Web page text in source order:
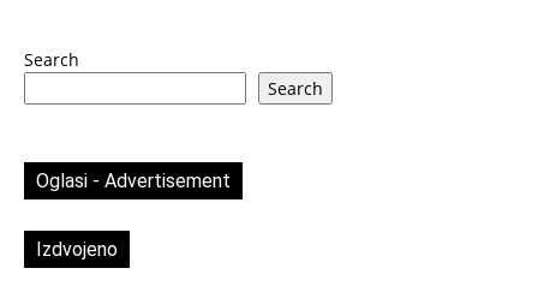
Search
Search
Oglasi - Advertisement
Izdvojeno